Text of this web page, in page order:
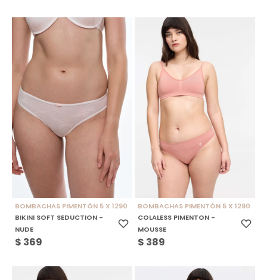
BOMBACHAS PIMENTÓN 5 X 1290
BIKINI SOFT SEDUCTION -
NUDE
$ 369
BOMBACHAS PIMENTÓN 5 X 1290
COLALESS PIMENTON -
MOUSSE
$ 389